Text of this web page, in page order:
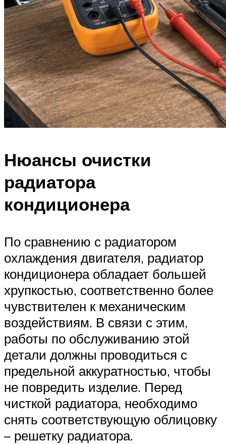
Нюансы очистки
радиатора
кондиционера
По сравнению с радиатором
охлаждения двигателя, радиатор
кондиционера обладает большей
хрупкостью, соответственно более
чувствителен к механическим
воздействиям. В связи с этим,
работы по обслуживанию этой
детали должны проводиться с
предельной аккуратностью, чтобы
не повредить изделие. Перед
чисткой радиатора, необходимо
снять соответствующую облицовку
– решетку радиатора.